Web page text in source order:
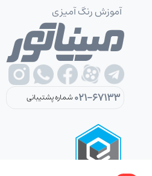
آموزش رنگ آمیزی
021-67133شماره پشتیبانی